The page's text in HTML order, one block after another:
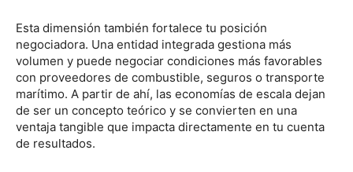
Esta dimensión también fortalece tu posición
negociadora. Una entidad integrada gestiona más
volumen y puede negociar condiciones más favorables
con proveedores de combustible, seguros o transporte
marítimo. A partir de ahí, las economías de escala dejan
de ser un concepto teórico y se convierten en una
ventaja tangible que impacta directamente en tu cuenta
de resultados.